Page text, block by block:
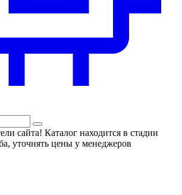
сайта! Каталог находится в стадии
уточнять цены у менеджеров